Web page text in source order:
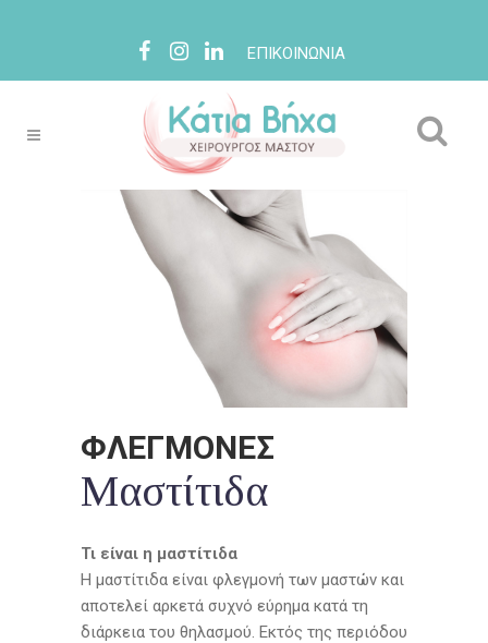
ΕΠΙΚΟΙΝΩΝΙΑ
ΦΛΕΓΜΟΝΕΣ
Μαστίτιδα
Τι είναι η μαστίτιδα
Η μαστίτιδα είναι φλεγμονή των μαστών και
αποτελεί αρκετά συχνό εύρημα κατά τη
διάρκεια του θηλασμού. Εκτός της περιόδου